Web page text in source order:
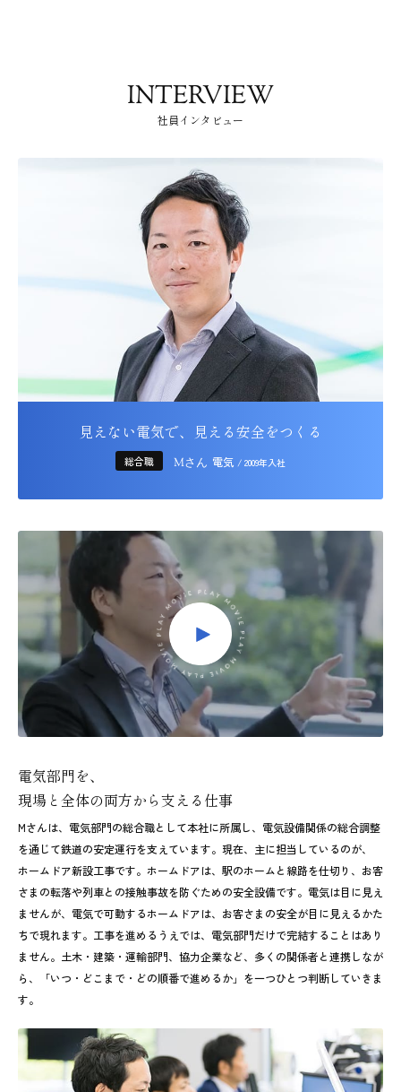
INTERVIEW
社員インタビュー
見えない電気で、 見える安全をつくる
総合職 Mさん 電気 / 2009年入社
電気部門を、
現場と全体の両方から支える仕事
Mさんは、電気部門の総合職として本社に所属し、電気設備関係の総合調整
を通じて鉄道の安定運行を支えています。現在、主に担当しているのが、
ホームドア新設工事です。ホームドアは、駅のホームと線路を仕切り、お客
さまの転落や列車との接触事故を防ぐための安全設備です。電気は目に見え
ませんが、電気で可動するホームドアは、お客さまの安全が目に見えるかた
ちで現れます。工事を進めるうえでは、電気部門だけで完結することはあり
ません。土木・建築・運輸部門、協力企業など、多くの関係者と連携しなが
ら、「いつ・どこまで・どの順番で進めるか」を一つひとつ判断していきま
す。